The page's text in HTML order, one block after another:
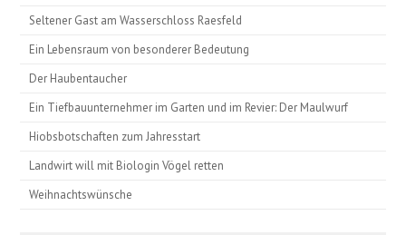
Seltener Gast am Wasserschloss Raesfeld
Ein Lebensraum von besonderer Bedeutung
Der Haubentaucher
Ein Tiefbauunternehmer im Garten und im Revier: Der Maulwurf
Hiobsbotschaften zum Jahresstart
Landwirt will mit Biologin Vögel retten
Weihnachtswünsche